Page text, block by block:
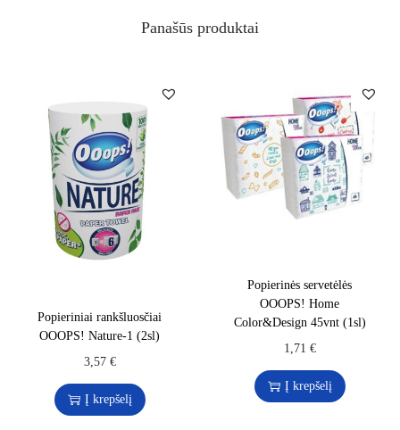
Panašūs produktai
Popieriniai rankšluosčiai
OOOPS! Nature-1 (2sl)
3,57 €
Į krepšelį
Popierinės servetėlės
OOOPS! Home
Color&Design 45vnt (1sl)
1,71 €
Į krepšelį